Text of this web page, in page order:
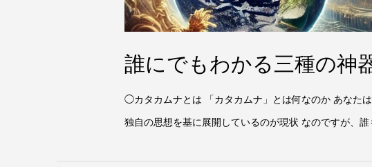
誰にでもわかる三種の神
◯カタカムナとは 「カタカムナ」とは何なのか あなた
独自の思想を基に展開しているのが現状 なのですが、